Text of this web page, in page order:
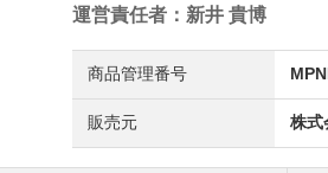
運営責任者：新井 貴博
商品管理番号
販売元 株式